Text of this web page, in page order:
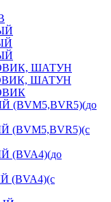
ШАТУН
ШАТУН
(BVM5,BVR5)(до
(BVM5,BVR5)(с
(BVA4)(до
(BVA4)(с